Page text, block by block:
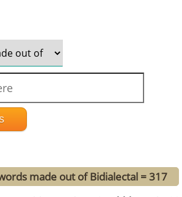
made out of Bidialectal = 317